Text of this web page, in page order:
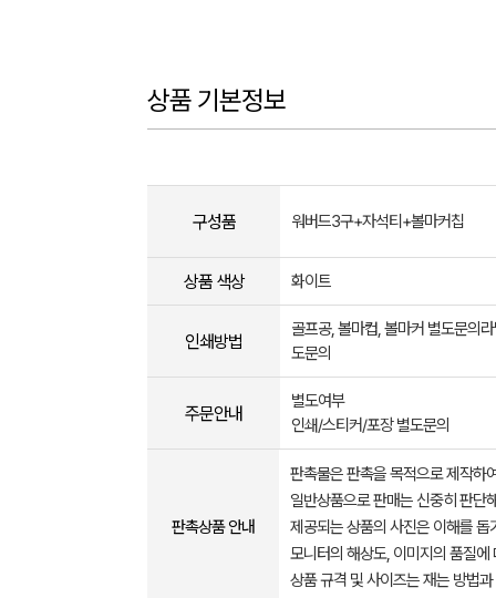
상품 기본정보
구성품 워버드3구+자석티+볼마커칩
상품 색상 화이트
인쇄방법
골프공, 볼마컵, 볼마커 별도문의
도문의
주문안내
별도여부
인쇄/스티커/포장 별도문의
판촉상품 안내
판촉물은 판촉을 목적으로 제작하
일반상품으로 판매는 신중히 판단
제공되는 상품의 사진은 이해를
모니터의 해상도, 이미지의 품질
상품 규격 및 사이즈는 재는 방법